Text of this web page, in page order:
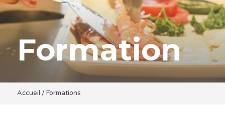
Formation
Accueil / Formations